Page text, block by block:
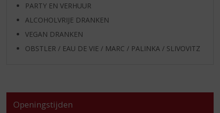
PARTY EN VERHUUR
ALCOHOLVRIJE DRANKEN
VEGAN DRANKEN
OBSTLER / EAU DE VIE / MARC / PALINKA / SLIVOVITZ
Openingstijden